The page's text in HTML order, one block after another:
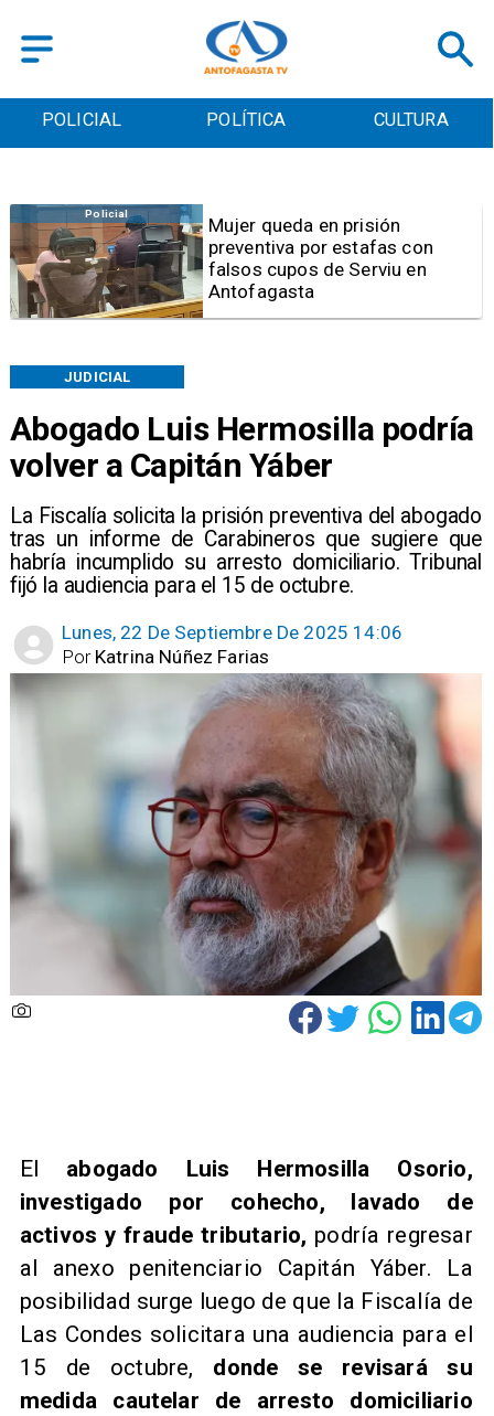
POLICIAL POLÍTICA CULTURA
Abogado Luis Hermosilla podría
volver a Capitán Yáber
La Fiscalía solicita la prisión preventiva del abogado
tras un informe de Carabineros que sugiere que
habría incumplido su arresto domiciliario. Tribunal
fijó la audiencia para el 15 de octubre.
JUDICIAL
Lunes, 22 De Septiembre De 2025 14:06
Katrina Núñez Farias
Por
Videos
Video | Choferes del
TransAntofagasta piden
sistema mixto de pago
​El abogado Luis Hermosilla Osorio,
investigado por cohecho, lavado de
activos y fraude tributario, podría regresar
al anexo penitenciario Capitán Yáber. La
posibilidad surge luego de que la Fiscalía de
Las Condes solicitara una audiencia para el
15 de octubre, donde se revisará su
medida cautelar de arresto domiciliario